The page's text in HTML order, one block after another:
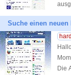
Suche einen neuen
Die